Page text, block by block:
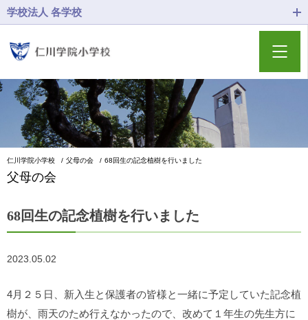
学校法人 各学校
仁川学院小学校 父母の会 68回生の記念植樹を行いました
父母の会
68回生の記念植樹を行いました
2023.05.02
4月２５日、新入生と保護者の皆様と一緒に予定していた記念植
樹が、雨天のため行えなかったので、改めて１年生の先生方に